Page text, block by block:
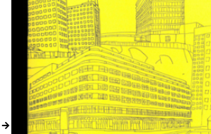
KONTAKT
KUNDENKONTO